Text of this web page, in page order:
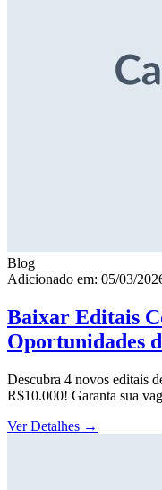
Blog
Adicionado em: 05/03/
Baixar Editais
Oportunidades
Descubra 4 novos editais
R$10.000! Garanta sua
Ver Detalhes →